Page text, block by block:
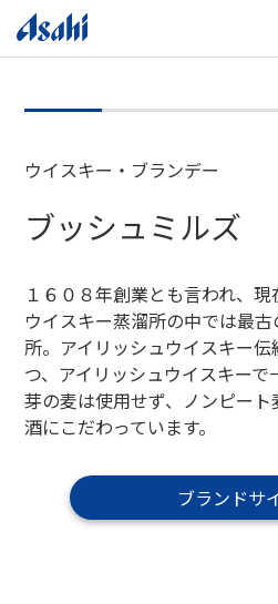
ウイスキー・ブランデー
ブッシュミルズ
１６０８年創業とも言われ、
ウイスキー蒸溜所の中では最
所。アイリッシュウイスキー
つ、アイリッシュウイスキー
芽の麦は使用せず、ノンピー
酒にこだわっています。
ブランドサ